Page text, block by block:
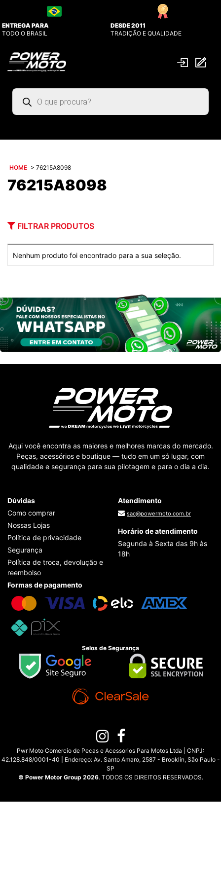
ENTREGA PARA
TODO O BRASIL
DESDE 2011
TRADIÇÃO E QUALIDADE
Pesquisar
produtos
HOME > 76215A8098
76215A8098
FILTRAR PRODUTOS
Nenhum produto foi encontrado para a sua seleção.
Aqui você encontra as maiores e melhores marcas do mercado.
Peças, acessórios e boutique — tudo em um só lugar, com
qualidade e segurança para sua pilotagem e para o dia a dia.
Dúvidas
Como comprar
Nossas Lojas
Política de privacidade
Segurança
Política de troca, devolução e
reembolso
Atendimento
sac@powermoto.com.br
Horário de atendimento
Segunda à Sexta das 9h às
18h
Formas de pagamento
Selos de Segurança
Pwr Moto Comercio de Pecas e Acessorios Para Motos Ltda | CNPJ:
42.128.848/0001-40 | Endereço: Av. Santo Amaro, 2587 - Brooklin, São Paulo -
SP
© Power Motor Group 2026. TODOS OS DIREITOS RESERVADOS.